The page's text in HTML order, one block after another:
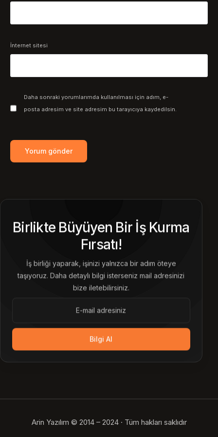
İnternet sitesi
Daha sonraki yorumlarımda kullanılması için adım, e-
posta adresim ve site adresim bu tarayıcıya kaydedilsin.
Birlikte Büyüyen Bir İş Kurma
Fırsatı!
İş birliği yaparak, işinizi yalnızca bir adım öteye
taşıyoruz. Daha detaylı bilgi isterseniz mail adresinizi
bize iletebilirsiniz.
Bilgi Al
Arin Yazılım © 2014 – 2024 · Tüm hakları saklıdır